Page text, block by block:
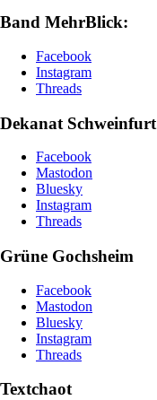
Band MehrBlick:
Facebook
Instagram
Threads
Dekanat Schweinfurt
Facebook
Mastodon
Bluesky
Instagram
Threads
Grüne Gochsheim
Facebook
Mastodon
Bluesky
Instagram
Threads
Textchaot